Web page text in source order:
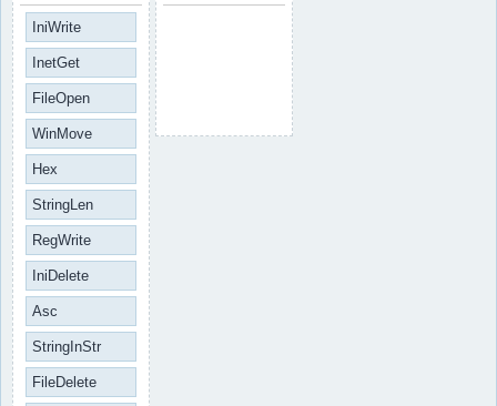
IniWrite
InetGet
FileOpen
WinMove
Hex
StringLen
RegWrite
IniDelete
Asc
StringInStr
FileDelete